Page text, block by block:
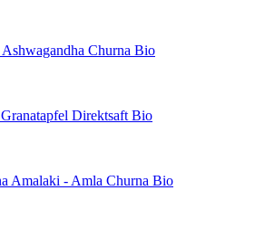
Ashwagandha Churna Bio
Granatapfel Direktsaft Bio
Amalaki - Amla Churna Bio